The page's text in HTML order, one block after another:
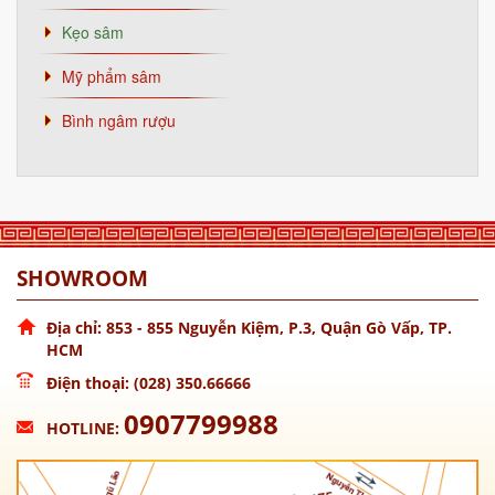
Kẹo sâm
Mỹ phẩm sâm
Bình ngâm rượu
SHOWROOM
Địa chỉ: 853 - 855 Nguyễn Kiệm, P.3, Quận Gò Vấp, TP.
HCM
Điện thoại: (028) 350.66666
HOTLINE: 0907799988